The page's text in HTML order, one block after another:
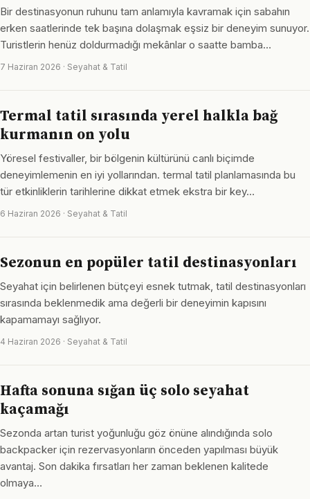
Bir destinasyonun ruhunu tam anlamıyla kavramak için sabahın
erken saatlerinde tek başına dolaşmak eşsiz bir deneyim sunuyor.
Turistlerin henüz doldurmadığı mekânlar o saatte bamba…
7 Haziran 2026 · Seyahat & Tatil
Termal tatil sırasında yerel halkla bağ
kurmanın on yolu
Yöresel festivaller, bir bölgenin kültürünü canlı biçimde
deneyimlemenin en iyi yollarından. termal tatil planlamasında bu
tür etkinliklerin tarihlerine dikkat etmek ekstra bir key…
6 Haziran 2026 · Seyahat & Tatil
Sezonun en popüler tatil destinasyonları
Seyahat için belirlenen bütçeyi esnek tutmak, tatil destinasyonları
sırasında beklenmedik ama değerli bir deneyimin kapısını
kapamamayı sağlıyor.
4 Haziran 2026 · Seyahat & Tatil
Hafta sonuna sığan üç solo seyahat
kaçamağı
Sezonda artan turist yoğunluğu göz önüne alındığında solo
backpacker için rezervasyonların önceden yapılması büyük
avantaj. Son dakika fırsatları her zaman beklenen kalitede
olmaya…